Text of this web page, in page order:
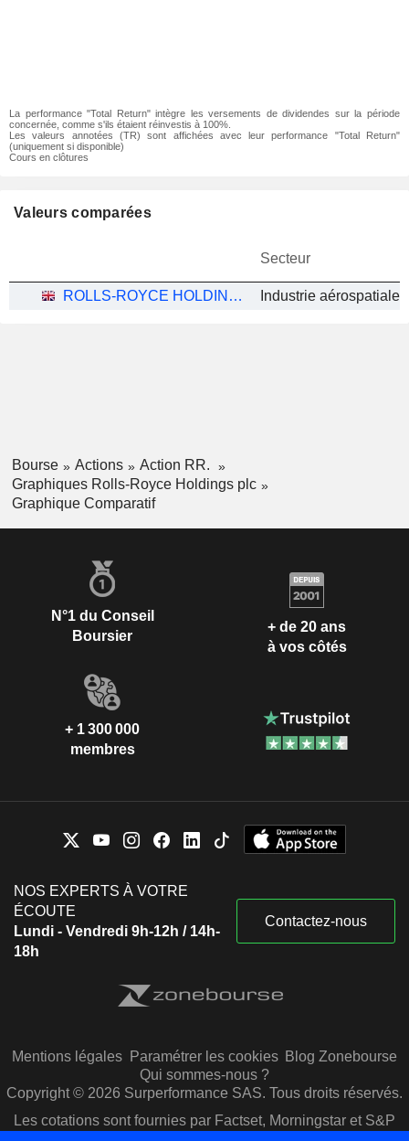
La performance "Total Return" intègre les versements de dividendes sur la période
concernée, comme s'ils étaient réinvestis à 100%.
Les valeurs annotées (TR) sont affichées avec leur performance "Total Return"
(uniquement si disponible)
Cours en clôtures
Valeurs comparées
Secteur
ROLLS-ROYCE HOLDINGS PLC
Bourse Actions
Action RR.
Graphiques Rolls-Royce Holdings plc
Graphique Comparatif
N°1 du Conseil
Boursier
+ de 20 ans
à vos côtés
+ 1 300 000
membres
NOS EXPERTS À VOTRE
ÉCOUTE
Lundi - Vendredi 9h-12h / 14h-
18h
Contactez-nous
Mentions légales Paramétrer les cookies Blog Zonebourse
Qui sommes-nous ?
Copyright © 2026 Surperformance SAS. Tous droits réservés.
Les cotations sont fournies par Factset, Morningstar et S&P